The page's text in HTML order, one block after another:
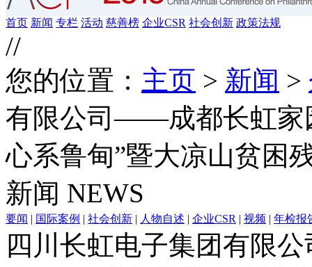
首页 新闻 专栏 活动 慈善榜 企业CSR 社会创新 政策法规
//
您的位置： 主页 > 新闻 >
有限公司——成都长虹家
心系鲁甸”暨大凉山贫困
新闻 NEWS
要闻 | 国际案例 | 社会创新 | 人物自述 | 企业CSR | 视频 | 年检报
四川长虹电子集团有限